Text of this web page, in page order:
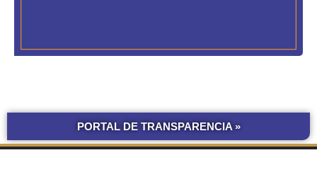
PORTAL DE TRANSPARENCIA »